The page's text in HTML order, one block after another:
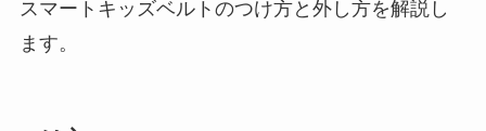
スマートキッズベルトのつけ方と外し方を解説し
ます。